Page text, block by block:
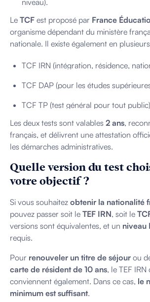
niveau).
Le TCF est proposé par France
organisme dépendant du ministère
nationale. Il existe également en
TCF IRN (intégration, résidence,
TCF DAP (pour les études
TCF TP (test général pour tout
Les deux tests sont valables 2 ans,
français, et délivrent une attestation
les démarches administratives.
Quelle version du test
votre objectif ?
Si vous souhaitez obtenir la nationalité
pouvez passer soit le TEF IRN, soit le
versions sont équivalentes, et un niveau
requis.
Pour renouveler un titre de séjour ou
carte de résident de 10 ans, le TEF IRN
conviennent également. Dans ce cas, le
minimum est suffisant.